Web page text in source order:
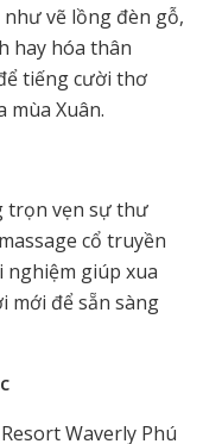
vẽ lồng đèn gỗ,
hay hóa thân
tiếng cười thơ
mùa Xuân.
trọn vẹn sự thư
cổ truyền
nghiệm giúp xua
mới để sẵn sàng
Waverly Phú